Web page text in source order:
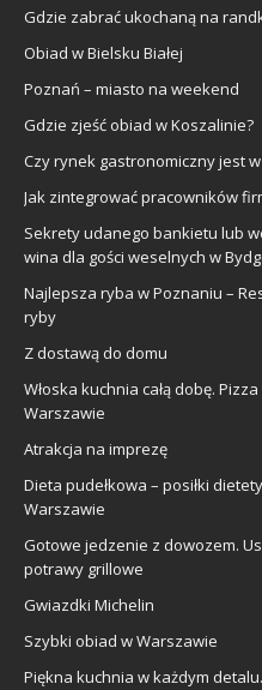
Gdzie zabrać ukochaną na
Obiad w Bielsku Białej
Poznań – miasto na weekend
Gdzie zjeść obiad w Koszalinie?
Czy rynek gastronomiczny jest w
Jak zintegrować pracowników
Sekrety udanego bankietu lub
wina dla gości weselnych w
Najlepsza ryba w Poznaniu –
ryby
Z dostawą do domu
Włoska kuchnia całą dobę.
Warszawie
Atrakcja na imprezę
Dieta pudełkowa – posiłki
Warszawie
Gotowe jedzenie z dowozem.
potrawy grillowe
Gwiazdki Michelin
Szybki obiad w Warszawie
Piękna kuchnia w każdym detalu.